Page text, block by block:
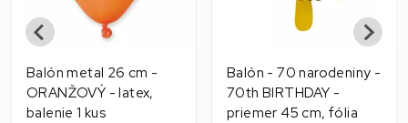
Balón metal 26 cm -
ORANŽOVÝ - latex,
balenie 1 kus
Balón - 70 narodeniny -
70th BIRTHDAY -
priemer 45 cm, fólia